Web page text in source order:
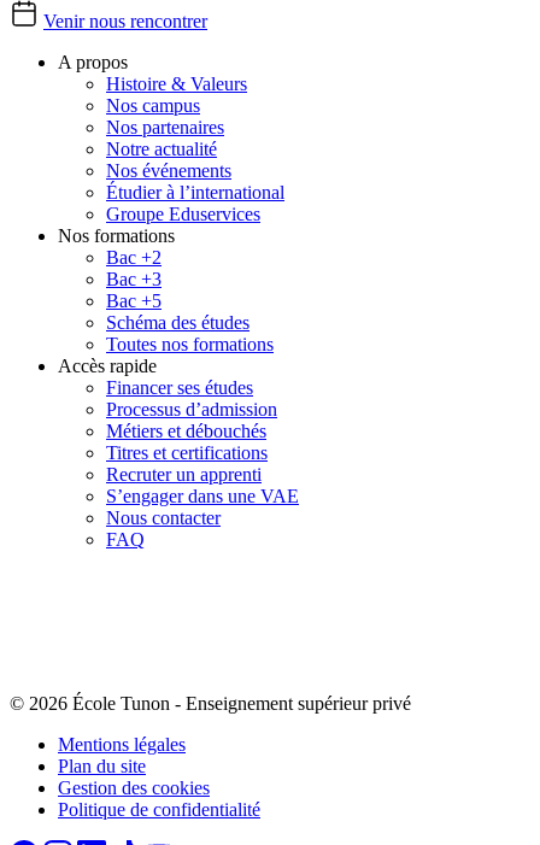
Venir nous rencontrer
A propos
Histoire & Valeurs
Nos campus
Nos partenaires
Notre actualité
Nos événements
Étudier à l’international
Groupe Eduservices
Nos formations
Bac +2
Bac +3
Bac +5
Schéma des études
Toutes nos formations
Accès rapide
Financer ses études
Processus d’admission
Métiers et débouchés
Titres et certifications
Recruter un apprenti
S’engager dans une VAE
Nous contacter
FAQ
© 2026 École Tunon - Enseignement supérieur privé
Mentions légales
Plan du site
Gestion des cookies
Politique de confidentialité